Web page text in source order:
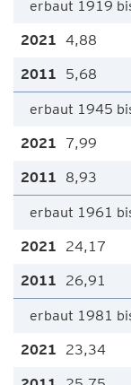
erbaut 1919
4,88
5,68
erbaut 1945
7,99
8,93
erbaut 1961
24,17
26,91
erbaut 1981
23,34